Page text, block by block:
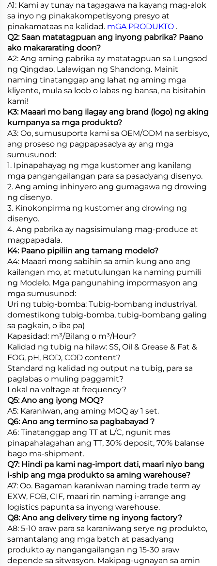
A1: Kami ay tunay na tagagawa na kayang mag-alok
sa inyo ng pinakakompetisyong presyo at
pinakamataas na kalidad. mGA PRODUKTO .
Q2: Saan matatagpuan ang inyong pabrika? Paano
ako makararating doon?
A2: Ang aming pabrika ay matatagpuan sa Lungsod
ng Qingdao, Lalawigan ng Shandong. Mainit
naming tinatanggap ang lahat ng aming mga
kliyente, mula sa loob o labas ng bansa, na bisitahin
kami!
K3: Maaari mo bang ilagay ang brand (logo) ng aking
kumpanya sa mga produkto?
A3: Oo, sumusuporta kami sa OEM/ODM na serbisyo,
ang proseso ng pagpapasadya ay ang mga
sumusunod:
1. Ipinapahayag ng mga kustomer ang kanilang
mga pangangailangan para sa pasadyang disenyo.
2. Ang aming inhinyero ang gumagawa ng drowing
ng disenyo.
3. Kinokonpirma ng kustomer ang drowing ng
disenyo.
4. Ang pabrika ay nagsisimulang mag-produce at
magpapadala.
K4: Paano pipiliin ang tamang modelo?
A4: Maaari mong sabihin sa amin kung ano ang
kailangan mo, at matutulungan ka naming pumili
ng Modelo. Mga pangunahing impormasyon ang
mga sumusunod:
Uri ng tubig-bomba: Tubig-bombang industriyal,
domestikong tubig-bomba, tubig-bombang galing
sa pagkain, o iba pa)
Kapasidad: m³/Bilang o m³/Hour?
Kalidad ng tubig na hilaw: SS, Oil & Grease & Fat &
FOG, pH, BOD, COD content?
Standard ng kalidad ng output na tubig, para sa
paglabas o muling paggamit?
Lokal na voltage at frequency?
Q5: Ano ang iyong MOQ?
A5: Karaniwan, ang aming MOQ ay 1 set.
Q6: Ano ang termino sa pagbabayad ?
A6: Tinatanggap ang TT at L/C, ngunit mas
pinapahalagahan ang TT, 30% deposit, 70% balanse
bago ma-shipment.
Q7: Hindi pa kami nag-import dati, maari niyo bang
i-ship ang mga produkto sa aming warehouse?
A7: Oo. Bagaman karaniwan naming trade term ay
EXW, FOB, CIF, maari rin naming i-arrange ang
logistics papunta sa inyong warehouse.
Q8: Ano ang delivery time ng inyong factory?
A8: 5-10 araw para sa karaniwang serye ng produkto,
samantalang ang mga batch at pasadyang
produkto ay nangangailangan ng 15-30 araw
depende sa sitwasyon. Makipag-ugnayan sa amin